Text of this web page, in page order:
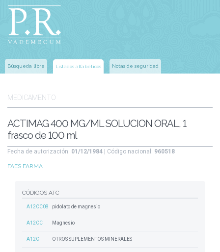
Búsqueda libre Listados alfabéticos Notas de seguridad
MEDICAMENTO
ACTIMAG 400 MG/ML SOLUCION ORAL, 1
frasco de 100 ml
Fecha de autorización: 01/12/1984 | Código nacional: 960518
FAES FARMA
CÓDIGOS ATC
A12CC08 pidolato de magnesio
A12CC Magnesio
A12C OTROS SUPLEMENTOS MINERALES